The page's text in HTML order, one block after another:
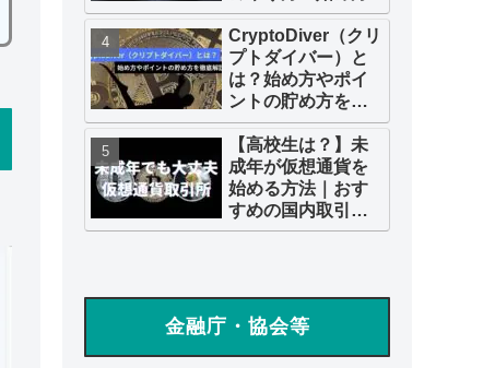
CryptoDiver（クリ
プトダイバー）と
は？始め方やポイ
ントの貯め方を画
像付きで徹底解
説！
【高校生は？】未
成年が仮想通貨を
始める方法｜おす
すめの国内取引所
も紹介【500円から
金融庁・協会等